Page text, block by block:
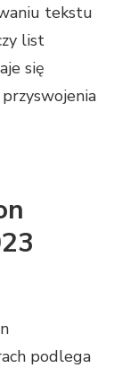
tekstu
list
się
podlega